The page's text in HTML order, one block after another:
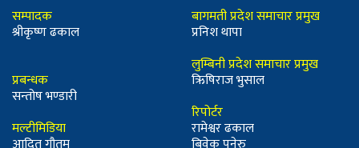
सम्पादक
श्रीकृष्ण ढकाल
प्रबन्धक
सन्तोष भण्डारी
मल्टीमिडिया
बागमती प्रदेश समाचार प्रमुख
प्रनिश थापा
लुम्बिनी प्रदेश समाचार प्रमुख
ऋिषिराज भुसाल
रिपोर्टर
रामेश्वर ढकाल